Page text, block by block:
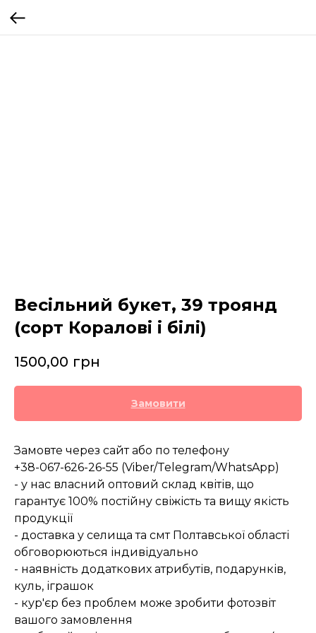
Весільний букет, 39 троянд
(сорт Коралові і білі)
1500,00 грн
Замовити
Замовте через сайт або по телефону
+38-067-626-26-55 (Viber/Telegram/WhatsApp)
- у нас власний оптовий склад квітів, що
гарантує 100% постійну свіжість та вищу якість
продукції
- доставка у селища та смт Полтавської області
обговорюються індивідуально
- наявність додаткових атрибутів, подарунків,
куль, іграшок
- кур'єр без проблем може зробити фотозвіт
вашого замовлення